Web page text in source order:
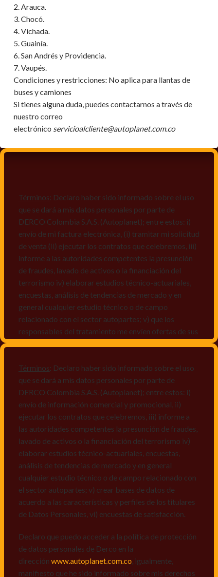
2. Arauca.
3. Chocó.
4. Vichada.
5. Guainía.
6. San Andrés y Providencia.
7. Vaupés.
Condiciones y restricciones: No aplica para llantas de
buses y camiones
Si tienes alguna duda, puedes contactarnos a través de
nuestro correo
electrónico servicioalcliente@autoplanet.com.co
Términos: Declaro haber sido informado sobre el uso
que se dará a mis datos personales por parte de
DERCO Colombia S.A.S. (Autoplanet); entre estos: i)
envío de mi factura electrónica, (i) tramitar mi solicitud
de venta (ii) ejecutar los contratos que celebremos, iii)
informe a las autoridades competentes la presunción
de fraudes, lavado de activos o la financiación del
terrorismo iv) elaborar estudios técnico-actuariales,
encuestas, análisis de tendencias de mercado y en
general cualquier estudio técnico o de campo
relacionado con el sector autopartes; v) que los
responsables del tratamiento me envíen ofertas de sus
mismos, vi) crear bases de datos de acuerdo a las
características y perfiles de los titulares de Datos
Personales, v) encuestas de satisfacción, vi) reportes
recall.
Declaro que puedo acceder a la política de protección
de datos personales de Derco en la
direcciónwww.autoplanet.com.co, igualmente,
manifiesto que he sido informado sobre mis derechos
a conocer, actualizar, rectificar, suprimir, solicitar
prueba: i) de autorización y ii) finalidad, presentar
quejas y/o reclamos en canales de
atención: servicioalcliente@derco.com.coy en
responsables, para que efectúen el tratamiento de mis
datos conforme lo expuesto.
Términos: Declaro haber sido informado sobre el uso
que se dará a mis datos personales por parte de
DERCO Colombia S.A.S. (Autoplanet); entre estos: i)
envío de información comercial y promocional, ii)
ejecutar los contratos que celebremos, iii) informe a
las autoridades competentes la presunción de fraudes,
lavado de activos o la financiación del terrorismo iv)
elaborar estudios técnico-actuariales, encuestas,
análisis de tendencias de mercado y en general
cualquier estudio técnico o de campo relacionado con
el sector autopartes; v) crear bases de datos de
acuerdo a las características y perfiles de los titulares
de Datos Personales, vi) encuestas de satisfacción.
Declaro que puedo acceder a la política de protección
de datos personales de Derco en la
dirección www.autoplanet.com.co , igualmente,
manifiesto que he sido informado sobre mis derechos